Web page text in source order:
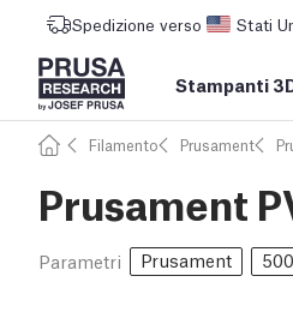
Spedizione verso Stati
Stampanti
Filamento Prusament
Prusament
Parametri Prusament